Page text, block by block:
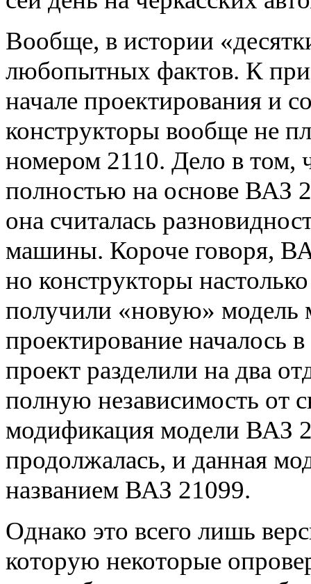
Вообще, в истории
любопытных фактов. К
начале проектирования и
конструкторы вообще не
номером 2110. Дело в том,
полностью на основе ВАЗ
она считалась
машины. Короче говоря,
но конструкторы
получили «новую»
проектирование началось
проект разделили на два
полную независимость от
модификация модели ВАЗ
продолжалась, и данная
названием ВАЗ 21099.
Однако это всего лишь
которую некоторые